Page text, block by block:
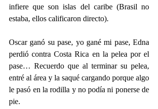
infiere que son islas del caribe (Brasil no
estaba, ellos calificaron directo).
Oscar ganó su pase, yo gané mi pase, Edna
perdió contra Costa Rica en la pelea por el
pase… Recuerdo que al terminar su pelea,
entré al área y la saqué cargando porque algo
le pasó en la rodilla y no podía ni ponerse de
pie.